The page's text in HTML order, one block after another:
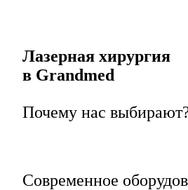
Лазерная хирургия
в Grandmed
Почему нас
Современное